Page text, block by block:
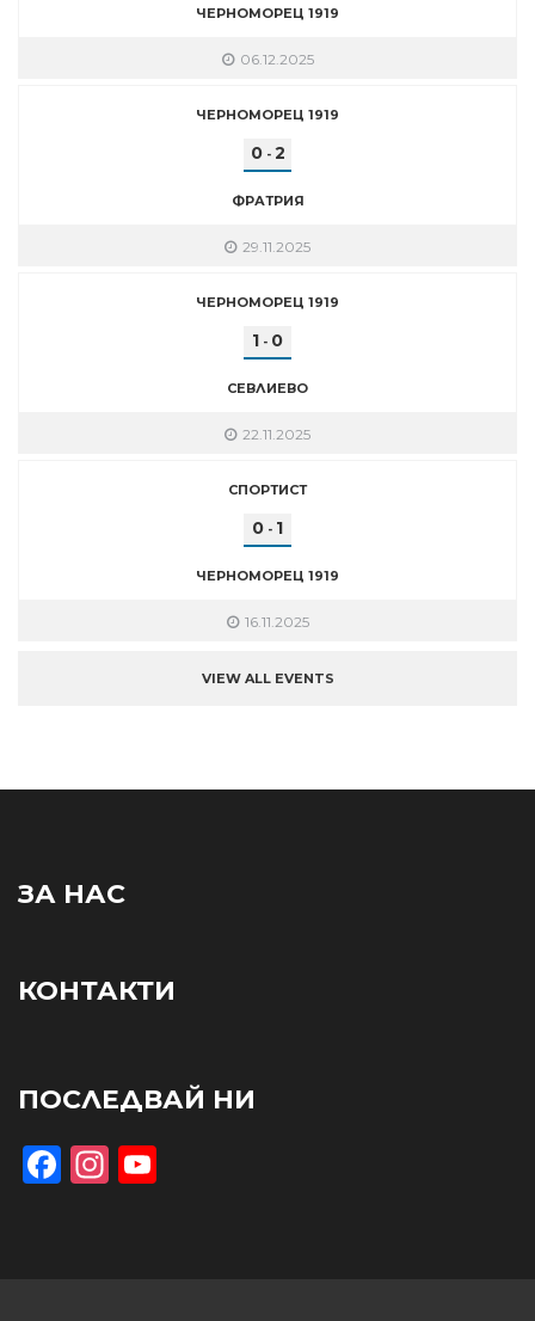
ЧЕРНОМОРЕЦ 1919
06.12.2025
ЧЕРНОМОРЕЦ 1919
0- 2
ФРАТРИЯ
29.11.2025
ЧЕРНОМОРЕЦ 1919
1 - 0
СЕВЛИЕВО
22.11.2025
СПОРТИСТ
0 - 1
ЧЕРНОМОРЕЦ 1919
16.11.2025
VIEW ALL EVENTS
ЗА НАС
КОНТАКТИ
ПОСЛЕДВАЙ НИ
Facebook
Instagram